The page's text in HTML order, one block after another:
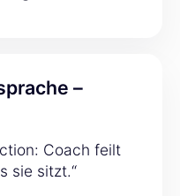
–
Coach feilt
sie sitzt.“